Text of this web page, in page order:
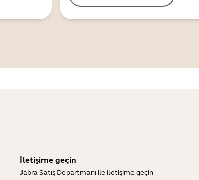
İletişime geçin
Jabra Satış Departmanı ile iletişime geçin